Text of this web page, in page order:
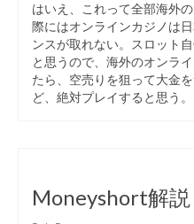
はいえ、これって全部海外
際にはオンラインカジノは
ンスが取れない。スロット
と思うので、海外のオンラ
たら、空売りを狙って大金
ど、絶対プレイすると思う。
Moneyshort解説